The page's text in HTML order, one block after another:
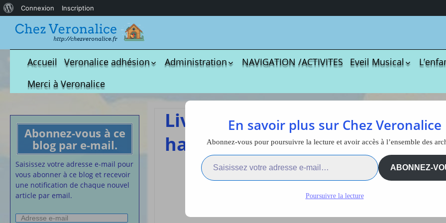
Accueil
Veronalice adhésion
Qui est-elle ?
Adhésion demandes
Administration
S.M.I.C et Cotisations
Affiches pour book
Convention
Lettres Types
Projet d’accueil
calendrier des
Vaccination
NAVIGATION /ACTIVITES
Eveil Musical
Comptines à gestes
Tablatures Musiques
Tablatures Ukulélé
La
Le
La
Les
Merci à Veronalice
Abonnez-vous à ce
blog par e-mail.
Saisissez votre adresse e-mail pour
vous abonner à ce blog et recevoir
une notification de chaque nouvel
article par email.
Adresse
Livret l’écran changeons nos
habitudes
Livret « Face aux écrans
changeons nos habitudes »
En savoir plus sur Chez Veronalice
Abonnez-vous pour poursuivre la lecture et avoir accès à l’ensemble des
Saisissez votre adresse e-mail…
ABONNEZ-
Poursuivre la lecture
propos
Connexion Inscription